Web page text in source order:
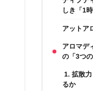
しき「1時
アットア
アロマデ
の「3つ
1. 拡散
るか